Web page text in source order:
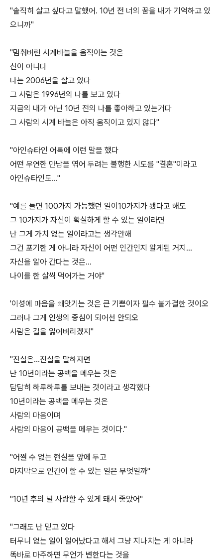
"솔직히 살고 싶다고 말했어. 10년 전 너의 꿈을 내가 기억하고 있
으니까"
"멈춰버린 시계바늘을 움직이는 것은
신이 아니다
나는 2006년을 살고 있다
그 사람은 1996년의 나를 보고 있다
지금의 내가 아닌 10년 전의 나를 좋아하고 있는거다
그 사람의 시계 바늘은 아직 움직이고 있지 않다"
"아인슈타인 어록에 이런 말을 했다
어떤 우연한 만남을 엮어 두려는 불행한 시도를 "결혼"이라고
아인슈타인도..."
"예를 들면 100가지 가능했던 일이10가지가 됐다고 해도
그 10가지가 자신이 확실하게 할 수 있는 일이라면
난 그게 가치 없는 일이라고는 생각안해
그건 포기한 게 아니라 자신이 어떤 인간인지 알게된 거지...
자신을 알아 간다는 것은...
나이를 한 살씩 먹어가는 거야"
'이성에 마음을 빼앗기는 것은 큰 기쁨이자 필수 불가결한 것이오
그러나 그게 인생의 중심이 되어선 안되오
사람은 길을 잃어버리겠지"
"진실은...진실을 말하자면
난 10년이라는 공백을 메우는 것은
담담히 하루하루를 보내는 것이라고 생각했다
10년이라는 공백을 메우는 것은
사람의 마음이며
사람의 마음이 공백을 메우는 것이다."
"어쩔 수 없는 현실을 앞에 두고
마지막으로 인간이 할 수 있는 일은 무엇일까"
"10년 후의 널 사랑할 수 있게 돼서 좋았어"
"그래도 난 믿고 있다
터무니 없는 일이 일어났다고 해서 그냥 지나치는 게 아니라
똑바로 마주하면 무언가 변한다는 것을